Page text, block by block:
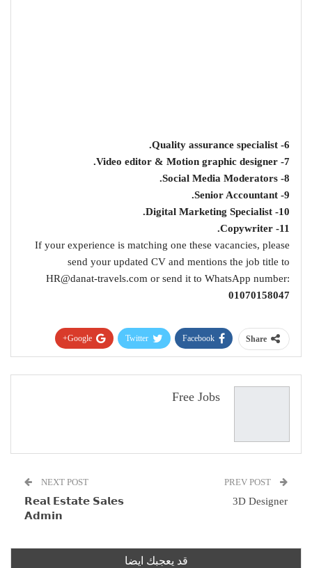
6- Quality assurance specialist.
7- Video editor & Motion graphic designer.
8- Social Media Moderators.
9- Senior Accountant.
10- Digital Marketing Specialist.
11- Copywriter.
If your experience is matching one these vacancies, please
send your updated CV and mentions the job title to
HR@danat-travels.com or send it to WhatsApp number:
01070158047
Share
Facebook
Twitter
Google+
البريد الإلكتروني
Free Jobs
3D Designer
NEXT POST
𝗥𝗲𝗮𝗹 𝗘𝘀𝘁𝗮𝘁𝗲 𝗦𝗮𝗹𝗲𝘀
𝗔𝗱𝗺𝗶𝗻
قد يعجبك ايضا